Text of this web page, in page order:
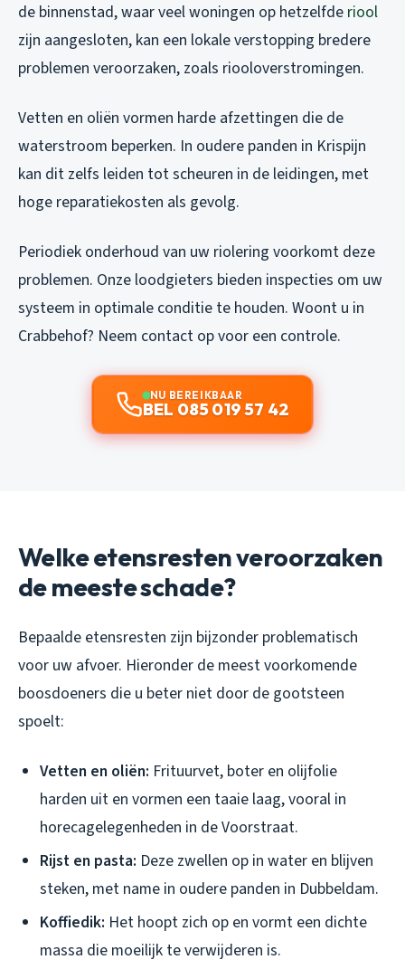
de binnenstad, waar veel woningen op hetzelfde riool
zijn aangesloten, kan een lokale verstopping bredere
problemen veroorzaken, zoals riooloverstromingen.
Vetten en oliën vormen harde afzettingen die de
waterstroom beperken. In oudere panden in Krispijn
kan dit zelfs leiden tot scheuren in de leidingen, met
hoge reparatiekosten als gevolg.
Periodiek onderhoud van uw riolering voorkomt deze
problemen. Onze loodgieters bieden inspecties om uw
systeem in optimale conditie te houden. Woont u in
Crabbehof? Neem contact op voor een controle.
NU BEREIKBAAR
BEL 085 019 57 42
Welke etensresten veroorzaken
de meeste schade?
Bepaalde etensresten zijn bijzonder problematisch
voor uw afvoer. Hieronder de meest voorkomende
boosdoeners die u beter niet door de gootsteen
spoelt:
Vetten en oliën: Frituurvet, boter en olijfolie
harden uit en vormen een taaie laag, vooral in
horecagelegenheden in de Voorstraat.
Rijst en pasta: Deze zwellen op in water en blijven
steken, met name in oudere panden in Dubbeldam.
Koffiedik: Het hoopt zich op en vormt een dichte
massa die moeilijk te verwijderen is.